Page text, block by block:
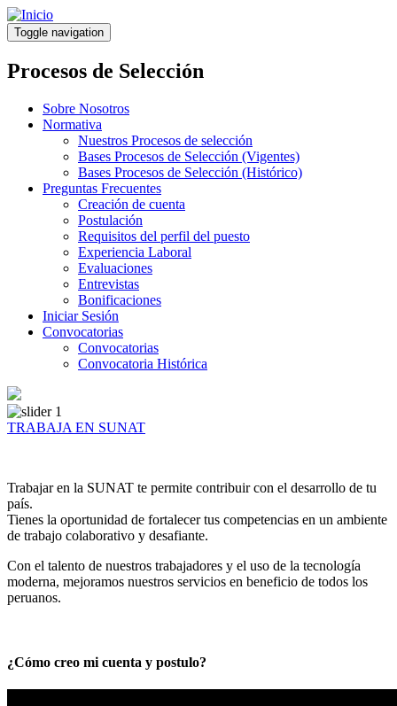
Pasar
al
contenido
principal
Toggle navigation
Procesos de Selección
Sobre Nosotros
Normativa
Nuestros Procesos de selección
Bases Procesos de Selección (Vigentes)
Bases Procesos de Selección (Histórico)
Preguntas Frecuentes
Creación de cuenta
Postulación
Requisitos del perfil del puesto
Experiencia Laboral
Evaluaciones
Entrevistas
Bonificaciones
Iniciar Sesión
Convocatorias
Convocatorias
Convocatoria Histórica
TRABAJA EN SUNAT
Trabajar en la SUNAT te permite contribuir con el desarrollo de tu
país.
Tienes la oportunidad de fortalecer tus competencias en un ambiente
de trabajo colaborativo y desafiante.
Con el talento de nuestros trabajadores y el uso de la tecnología
moderna, mejoramos nuestros servicios en beneficio de todos los
peruanos.
¿Cómo creo mi cuenta y postulo?